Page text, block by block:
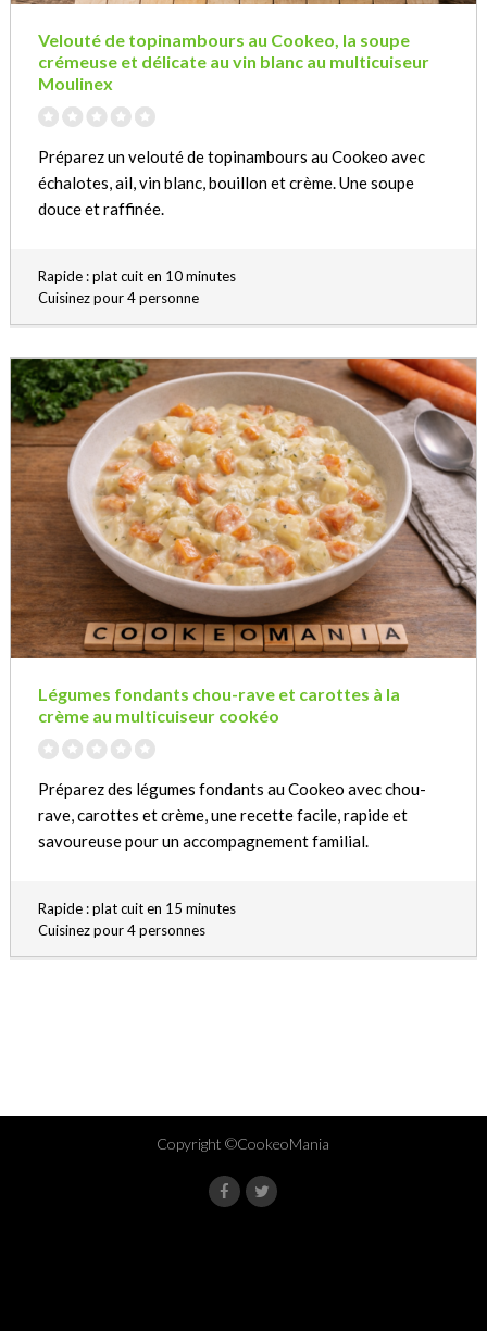
Velouté de topinambours au Cookeo, la soupe
crémeuse et délicate au vin blanc au multicuiseur
Moulinex
Préparez un velouté de topinambours au Cookeo avec
échalotes, ail, vin blanc, bouillon et crème. Une soupe
douce et raffinée.
Rapide : plat cuit en 10 minutes
Cuisinez pour 4 personne
Légumes fondants chou-rave et carottes à la
crème au multicuiseur cookéo
Préparez des légumes fondants au Cookeo avec chou-
rave, carottes et crème, une recette facile, rapide et
savoureuse pour un accompagnement familial.
Rapide : plat cuit en 15 minutes
Cuisinez pour 4 personnes
Copyright ©CookeoMania